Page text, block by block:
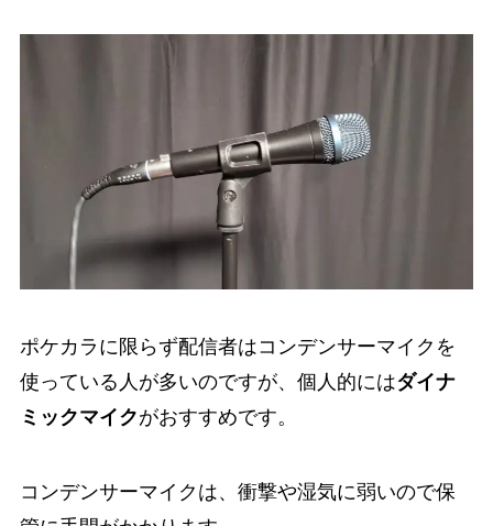
ポケカラに限らず配信者はコンデンサーマイクを
使っている人が多いのですが、個人的にはダイナ
ミックマイクがおすすめです。
コンデンサーマイクは、衝撃や湿気に弱いので保